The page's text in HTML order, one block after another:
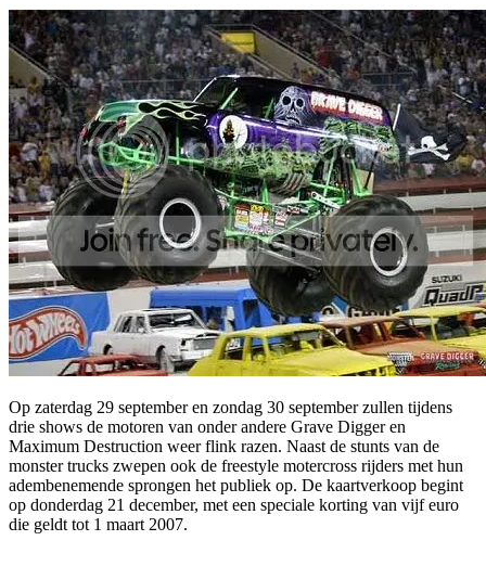
Op zaterdag 29 september en zondag 30 september zullen tijdens
drie shows de motoren van onder andere Grave Digger en
Maximum Destruction weer flink razen. Naast de stunts van de
monster trucks zwepen ook de freestyle motercross rijders met hun
adembenemende sprongen het publiek op. De kaartverkoop begint
op donderdag 21 december, met een speciale korting van vijf euro
die geldt tot 1 maart 2007.